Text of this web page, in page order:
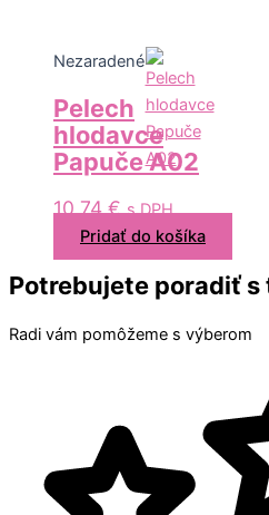
Nezaradené
Pelech
hlodavce
Papuče A02
10,74€ s DPH
Pridať do košíka
Potrebujete poradiť
Radi vám pomôžeme s výberom